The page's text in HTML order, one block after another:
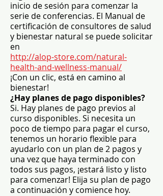
inicio de sesión para comenzar la
serie de conferencias. El Manual de
certificación de consultores de salud
y bienestar natural se puede solicitar
en
http://alop-store.com/natural-
health-and-wellness-manual/
¡Con un clic, está en camino al
bienestar!
¿Hay planes de pago disponibles?
Si. Hay planes de pago previos al
curso disponibles. Si necesita un
poco de tiempo para pagar el curso,
tenemos un horario flexible para
ayudarlo con un plan de 2 pagos y
una vez que haya terminado con
todos sus pagos, ¡estará listo y listo
para comenzar! Elija su plan de pago
a continuación y comience hoy.